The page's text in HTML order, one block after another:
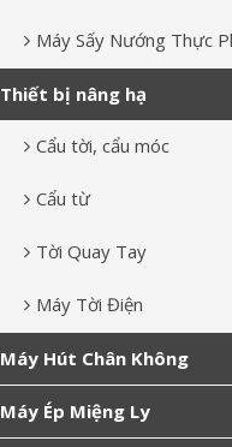
Máy Sấy Nướng Thực
Thiết bị nâng hạ
Cẩu tời, cẩu móc
Cẩu từ
Tời Quay Tay
Máy Tời Điện
Máy Hút Chân Không
Máy Ép Miệng Ly